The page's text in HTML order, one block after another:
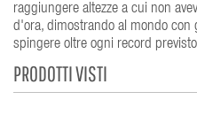
raggiungere altezze a cui non
d'ora, dimostrando al mondo con
spingere oltre ogni record
PRODOTTI VISTI